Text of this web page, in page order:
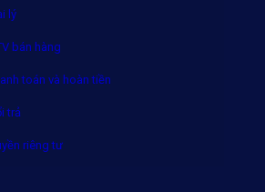
lý
bán hàng
toán và hoàn tiền
trả
riêng tư